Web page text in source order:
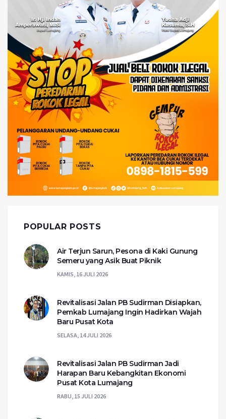
POPULAR POSTS
Air Terjun Sarun, Pesona di Kaki Gunung
Semeru yang Asik Buat Piknik
KAMIS, 16 JULI 2026
Revitalisasi Jalan PB Sudirman Disiapkan,
Pemkab Lumajang Ingin Hadirkan Wajah
Baru Pusat Kota
SELASA, 14 JULI 2026
Revitalisasi Jalan PB Sudirman Jadi
Harapan Baru Kebangkitan Ekonomi
Pusat Kota Lumajang
RABU, 15 JULI 2026